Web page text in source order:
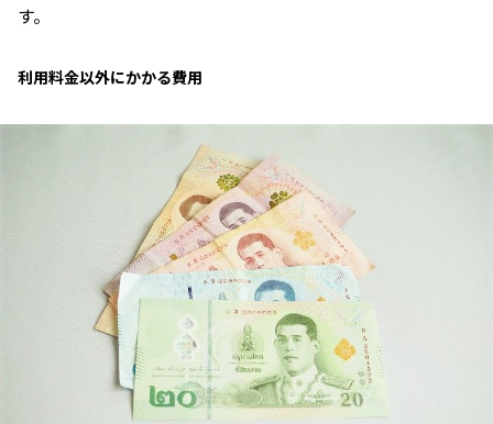
す。
利用料金以外にかかる費用